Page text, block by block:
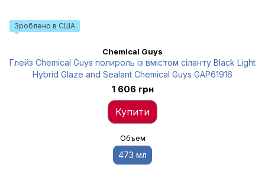
Зроблено в США
Chemical Guys
Глейз Chemical Guys полироль із вмістом сіланту Black Light
Hybrid Glaze and Sealant Chemical Guys GAP61916
1 606 грн
Купити
Объем
473 мл